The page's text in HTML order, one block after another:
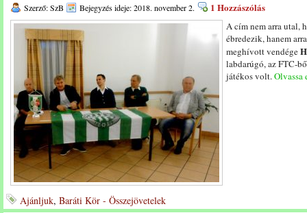
Szerző: SzB Bejegyzés ideje: 2018. november 2. 1 Hozzászólás
A cím nem arra utal,
ébredezik, hanem
meghívott vendége
labdarúgó, az FTC-
játékos volt.Olvassa
Ajánljuk, Baráti Kör - Összejövetelek